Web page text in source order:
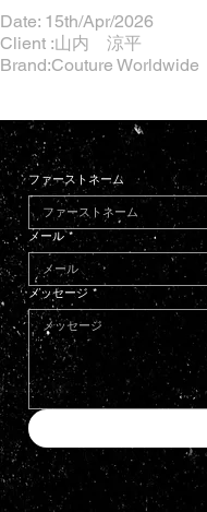
Date: 15th/Apr/2026
Client :山内 涼平
Brand:Couture Worldwide
ファーストネーム
メール *
メッセージ *